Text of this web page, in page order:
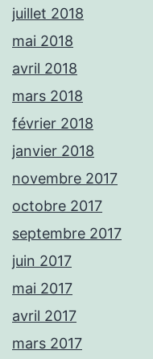
juillet 2018
mai 2018
avril 2018
mars 2018
février 2018
janvier 2018
novembre 2017
octobre 2017
septembre 2017
juin 2017
mai 2017
avril 2017
mars 2017